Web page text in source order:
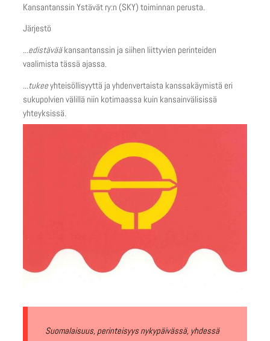
Kansantanssin Ystävät ry:n (SKY) toiminnan perusta.
Järjestö
...edistävääkansantanssin ja siihen liittyvien perinteiden
vaalimista tässä ajassa.
...tukeeyhteisöllisyyttä ja yhdenvertaista kanssakäymistä eri
sukupolvien välillä niin kotimaassa kuin kansainvälisissä
yhteyksissä.
Suomalaisuus, perinteisyys nykypäivässä, yhdessä